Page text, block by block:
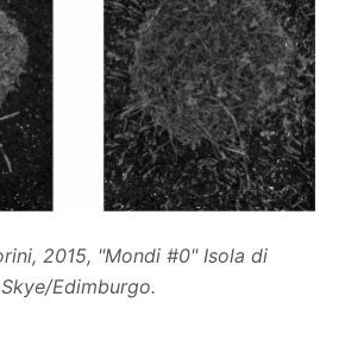
2015, "Mondi #0" Isola di
Skye/Edimburgo.